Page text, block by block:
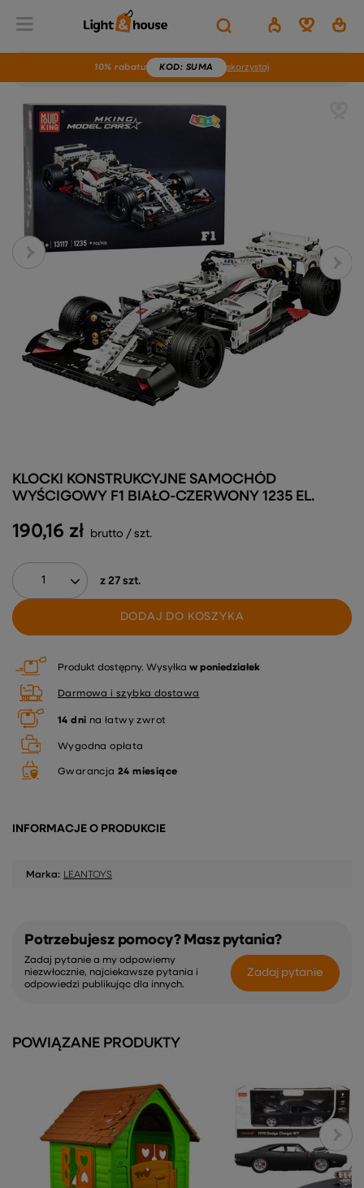
10% rabatu KOD: SUMA skorzystaj
190,16 zł brutto / szt.
z 27 szt.
DODAJ DO KOSZYKA
KLOCKI KONSTRUKCYJNE SAMOCHÓD
WYŚCIGOWY F1 BIAŁO-CZERWONY 1235 EL.
Produkt dostępny Wysyłka w poniedziałek
Darmowa i szybka dostawa
14 dni na łatwy zwrot
Wygodna opłata
Gwarancja 24 miesiące
INFORMACJE O PRODUKCIE
Marka: LEANTOYS
Potrzebujesz pomocy? Masz pytania?
Zadaj pytanie a my odpowiemy
niezwłocznie, najciekawsze pytania i
odpowiedzi publikując dla innych.
Zadaj pytanie
POWIĄZANE PRODUKTY